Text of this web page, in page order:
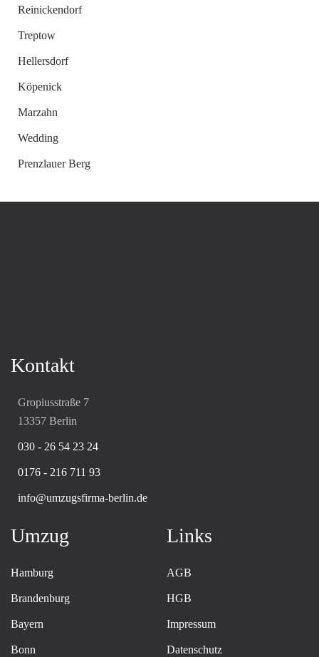
Reinickendorf
Treptow
Hellersdorf
Köpenick
Marzahn
Wedding
Prenzlauer Berg
Kontakt
Gropiusstraße 7
13357 Berlin
030 - 26 54 23 24
0176 - 216 711 93
info@umzugsfirma-berlin.de
Umzug
Hamburg
Brandenburg
Bayern
Bonn
Links
AGB
HGB
Impressum
Datenschutz